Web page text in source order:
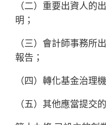
（二）重要出資人的
明；
（三）會計師事務所
報告；
（四）轉化基金治理
（五）其他應當提交